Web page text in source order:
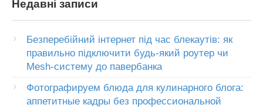
Недавні записи
Безперебійний інтернет під час блекаутів: як
правильно підключити будь-який роутер чи
Mesh-систему до павербанка
Фотографируем блюда для кулинарного блога:
аппетитные кадры без профессиональной